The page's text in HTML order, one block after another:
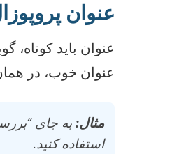
عنوان
عنوان باید
عنوان خوب، در
مثال:
استفاده کنید.